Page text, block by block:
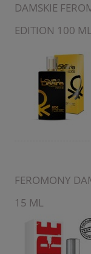
DAMSKIE
EDITION 100 ML
FEROMONY
15 ML